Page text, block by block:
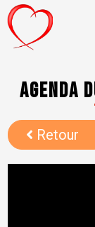
Agenda
Retour